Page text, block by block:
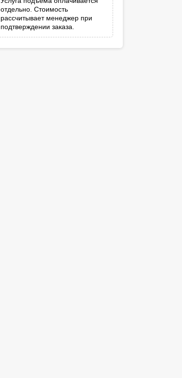
отдельно. Стоимость
рассчитывает менеджер при
подтверждении заказа.